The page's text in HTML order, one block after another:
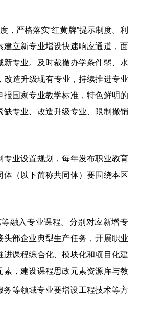
严格落实“红黄牌”提示制度。利
立新专业增设快速响应通道，面
专业。及时裁撤办学条件弱、水
改造升级现有专业，持续推进专业
国家专业教学标准，特色鲜明的
专业、改造升级专业、限制撤销
业设置规划，每年发布职业教育
（以下简称共同体）要围绕本区
融入专业课程。分别对应新增专
部企业典型生产任务，开展职业
课程综合化、模块化和项目化建
，建设课程思政元素资源库与教
等领域专业要增设工程技术等方